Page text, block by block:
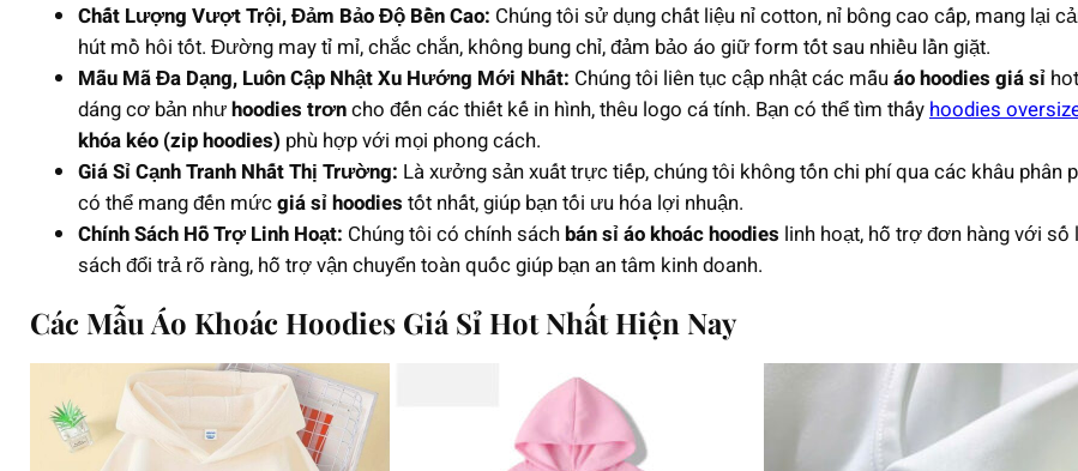
Chất Lượng Vượt Trội, Đảm Bảo Độ Bền Cao: Chúng tôi sử dụng chất liệu nỉ cotton, nỉ bông cao cấp, mang lại
hút mồ hôi tốt. Đường may tỉ mỉ, chắc chắn, không bung chỉ, đảm bảo áo giữ form tốt sau nhiều lần giặt.
Mẫu Mã Đa Dạng, Luôn Cập Nhật Xu Hướng Mới Nhất: Chúng tôi liên tục cập nhật các mẫuáo hoodies giá sỉ
dáng cơ bản nhưhoodies trơncho đến các thiết kế in hình, thêu logo cá tính. Bạn có thể tìm thấyhoodies
khóa kéo (zip hoodies) phù hợp với mọi phong cách.
Giá Sỉ Cạnh Tranh Nhất Thị Trường: Là xưởng sản xuất trực tiếp, chúng tôi không tốn chi phí qua các khâu phân
có thể mang đến mứcgiá sỉ hoodies tốt nhất, giúp bạn tối ưu hóa lợi nhuận.
Chính Sách Hỗ Trợ Linh Hoạt: Chúng tôi có chính sáchbán sỉ áo khoác hoodies linh hoạt, hỗ trợ đơn hàng với
sách đổi trả rõ ràng, hỗ trợ vận chuyển toàn quốc giúp bạn an tâm kinh doanh.
Các Mẫu Áo Khoác Hoodies Giá Sỉ Hot Nhất Hiện Nay